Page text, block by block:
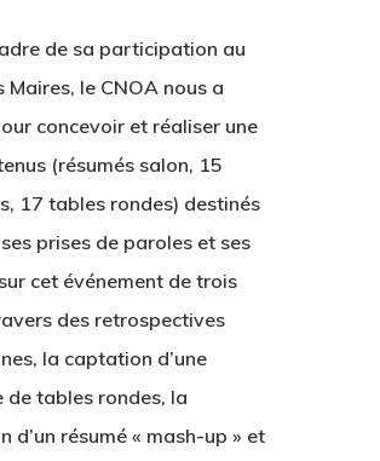
de sa participation au
Maires, le CNOA nous a
concevoir et réaliser une
(résumés salon, 15
17 tables rondes) destinés
prises de paroles et ses
cet événement de trois
des retrospectives
la captation d’une
de tables rondes, la
d’un résumé « mash-up » et